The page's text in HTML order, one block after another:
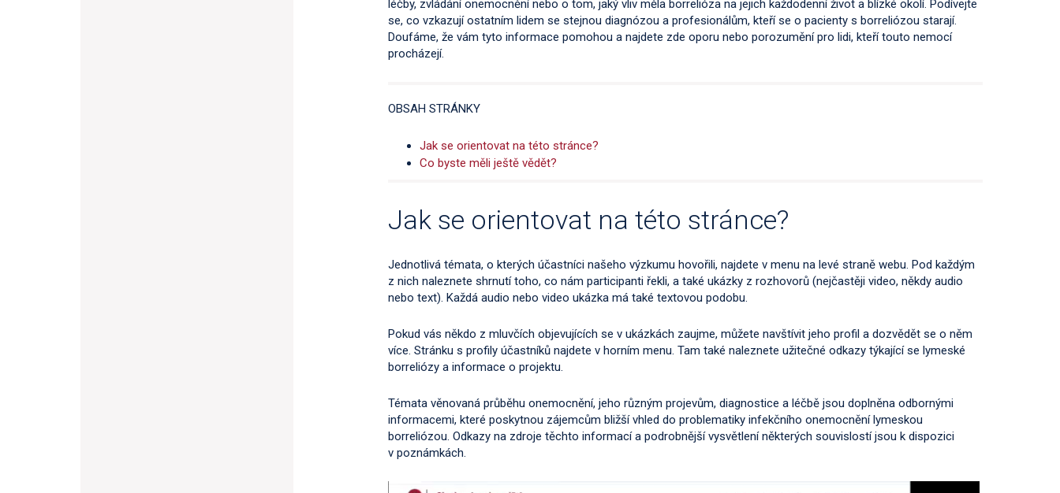
léčby, zvládání onemocnění nebo o tom, jaký vliv měla borrelióza na jejich každodenní život a blízké okolí. Podívejte
se, co vzkazují ostatním lidem se stejnou diagnózou a profesionálům, kteří se o pacienty s borreliózou starají.
Doufáme, že vám tyto informace pomohou a najdete zde oporu nebo porozumění pro lidi, kteří touto nemocí
procházejí.
OBSAH STRÁNKY
Jak se orientovat na této stránce?
Co byste měli ještě vědět?
Jak se orientovat na této stránce?
Jednotlivá témata, o kterých účastníci našeho výzkumu hovořili, najdete v menu na levé straně webu. Pod každým
z nich naleznete shrnutí toho, co nám participanti řekli, a také ukázky z rozhovorů (nejčastěji video, někdy audio
nebo text). Každá audio nebo video ukázka má také textovou podobu.
Pokud vás někdo z mluvčích objevujících se v ukázkách zaujme, můžete navštívit jeho profil a dozvědět se o něm
více. Stránku s profily účastníků najdete v horním menu. Tam také naleznete užitečné odkazy týkající se lymeské
borreliózy a informace o projektu.
Témata věnovaná průběhu onemocnění, jeho různým projevům, diagnostice a léčbě jsou doplněna odbornými
informacemi, které poskytnou zájemcům bližší vhled do problematiky infekčního onemocnění lymeskou
borreliózou. Odkazy na zdroje těchto informací a podrobnější vysvětlení některých souvislostí jsou k dispozici
v poznámkách.